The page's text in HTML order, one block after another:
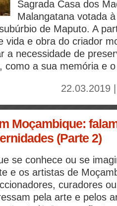
Sagrada Casa dos
Malangatana votada
de Maputo. A
vida e obra do criador
a necessidade de
como a sua memória e
22.03.2019
Moçambique:
(Parte 2)
se conhece ou se
e os artistas de
curadores
pela arte e pelos